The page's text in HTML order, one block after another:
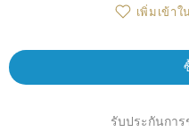
เพิ่มเข้า
รับประกันกา